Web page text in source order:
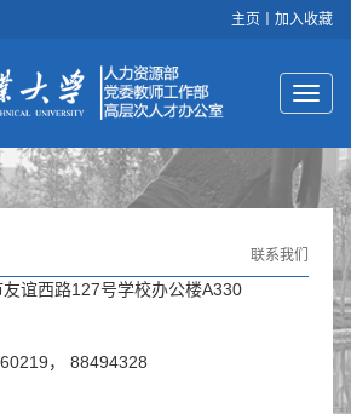
主页 加入收藏
联系我们
谊西路127号学校办公楼A330
， 88494328